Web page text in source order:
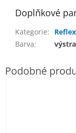
Doplňkové
Kategorie:
Barva: